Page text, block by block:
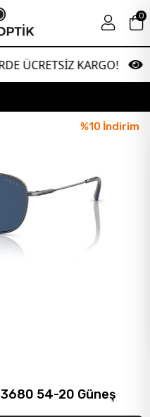
KARGO!
0
%10 İndirim
54-20 Güneş